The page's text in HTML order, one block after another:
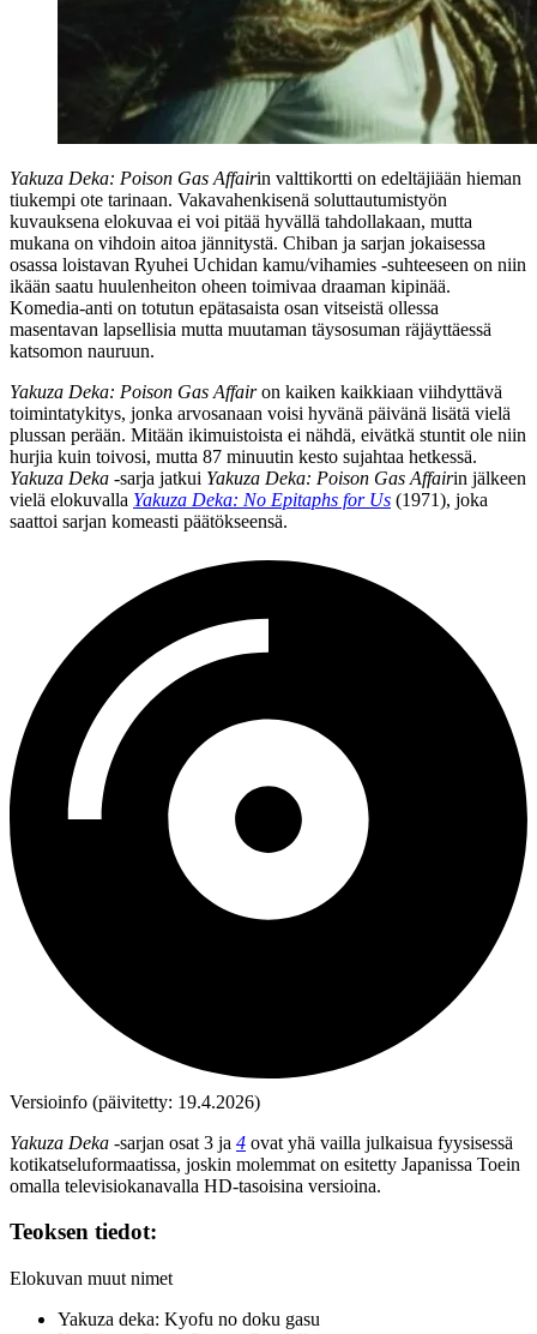
Yakuza Deka: Poison Gas Affairin valttikortti on edeltäjiään hieman
tiukempi ote tarinaan. Vakavahenkisenä soluttautumistyön
kuvauksena elokuvaa ei voi pitää hyvällä tahdollakaan, mutta
mukana on vihdoin aitoa jännitystä. Chiban ja sarjan jokaisessa
osassa loistavan Ryuhei Uchidan kamu/vihamies ‑suhteeseen on niin
ikään saatu huulenheiton oheen toimivaa draaman kipinää.
Komedia-anti on totutun epätasaista osan vitseistä ollessa
masentavan lapsellisia mutta muutaman täysosuman räjäyttäessä
katsomon nauruun.
Yakuza Deka: Poison Gas Affairon kaiken kaikkiaan viihdyttävä
toimintatykitys, jonka arvosanaan voisi hyvänä päivänä lisätä vielä
plussan perään. Mitään ikimuistoista ei nähdä, eivätkä stuntit ole niin
hurjia kuin toivosi, mutta 87 minuutin kesto sujahtaa hetkessä.
Yakuza Deka ‑sarja jatkui Yakuza Deka: Poison Gas Affairin jälkeen
vielä elokuvalla Yakuza Deka: No Epitaphs for Us (1971), joka
saattoi sarjan komeasti päätökseensä.
Versioinfo (päivitetty: 19.4.2026)
Yakuza Deka ‑sarjan osat 3 ja 4 ovat yhä vailla julkaisua fyysisessä
kotikatseluformaatissa, joskin molemmat on esitetty Japanissa Toein
omalla televisiokanavalla HD‑tasoisina versioina.
Teoksen tiedot:
Elokuvan muut nimet
Yakuza deka: Kyofu no doku gasu